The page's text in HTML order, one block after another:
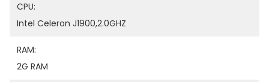
CPU:
Intel Celeron J1900,2.0GHZ
RAM:
2G RAM